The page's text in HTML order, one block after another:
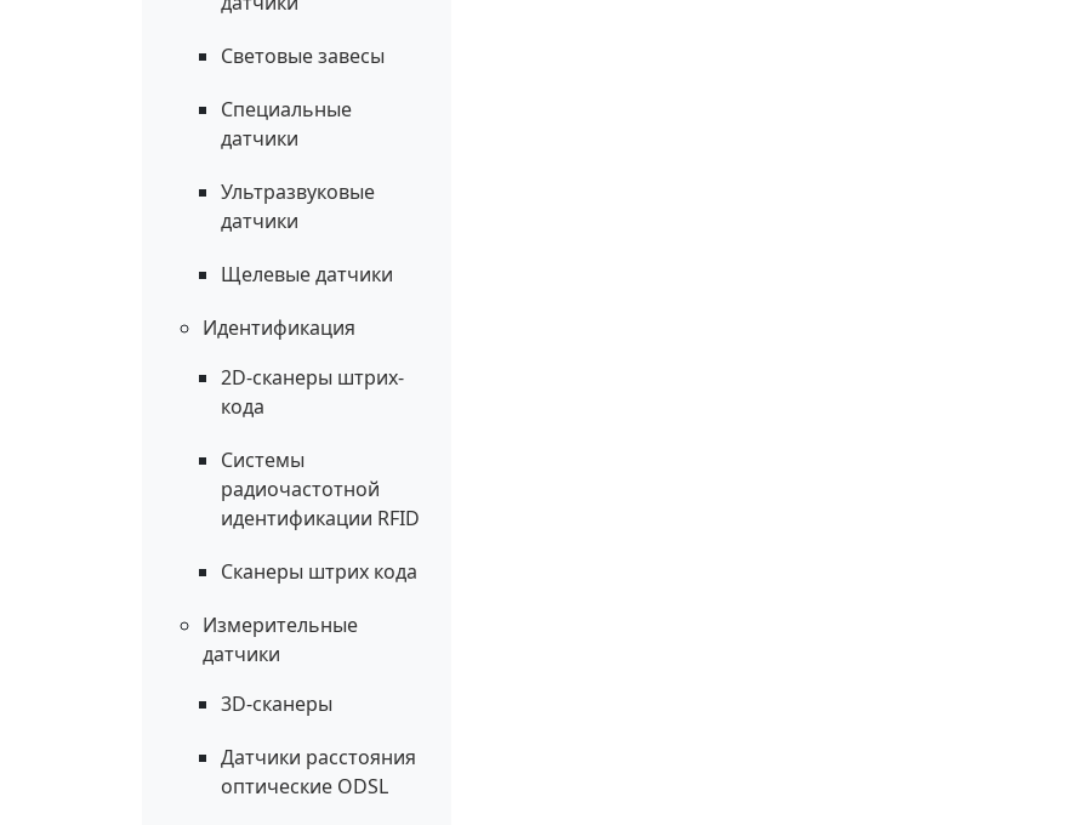
Световые завесы
Специальные
датчики
Ультразвуковые
датчики
Щелевые датчики
Идентификация
2D-сканеры штрих-
кода
Системы
радиочастотной
идентификации RFID
Сканеры штрих кода
Измерительные
датчики
3D-сканеры
Датчики расстояния
оптические ODSL